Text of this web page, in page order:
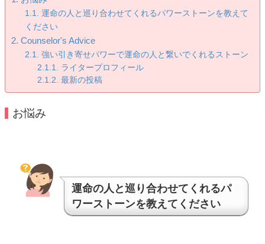
運命の人と巡り合わせてくれるパワーストーンを教えて
ください
Counselor's Advice
強い引き寄せパワーで運命の人と繋いでくれるストーン
ライタープロフィール
最新の投稿
お悩み
運命の人と巡り合わせてくれるパ
ワーストーンを教えてください